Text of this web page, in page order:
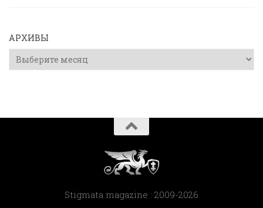
АРХИВЫ
Архивы
Stigmata magazine : 2009-2026